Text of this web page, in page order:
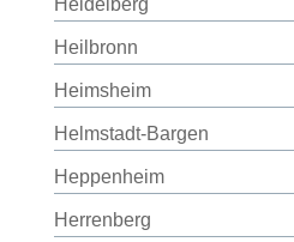
Heidelberg
Heilbronn
Heimsheim
Helmstadt-Bargen
Heppenheim
Herrenberg